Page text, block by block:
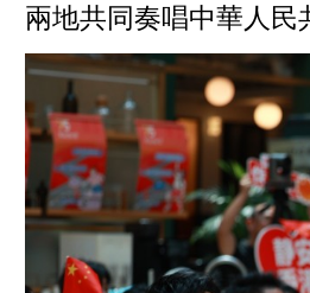
兩地共同奏唱中華人民